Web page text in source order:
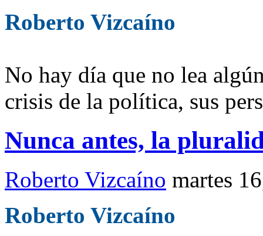
Roberto Vizcaíno
No hay día que no lea
crisis de la política, sus
Nunca antes, la
Roberto Vizcaíno martes
Roberto Vizcaíno